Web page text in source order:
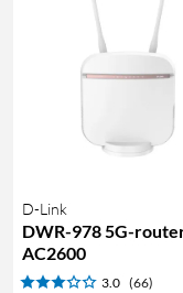
D-Link
DWR-978 5G-
AC2600
3.0 (66)